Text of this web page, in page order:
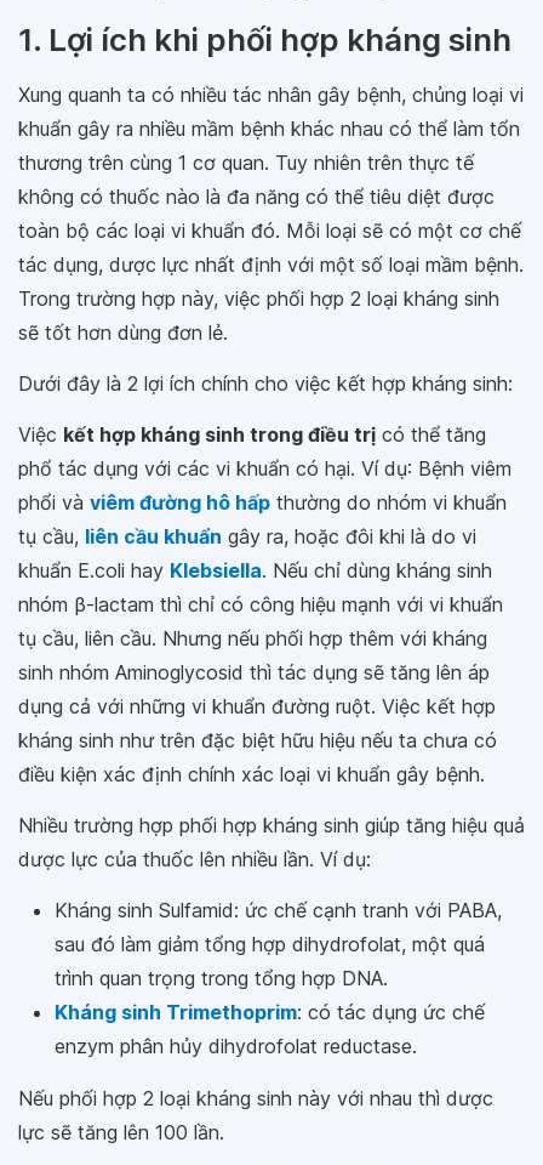
1. Lợi ích khi phối hợp kháng sinh
Xung quanh ta có nhiều tác nhân gây bệnh, chủng loại vi
khuẩn gây ra nhiều mầm bệnh khác nhau có thể làm tổn
thương trên cùng 1 cơ quan. Tuy nhiên trên thực tế
không có thuốc nào là đa năng có thể tiêu diệt được
toàn bộ các loại vi khuẩn đó. Mỗi loại sẽ có một cơ chế
tác dụng, dược lực nhất định với một số loại mầm bệnh.
Trong trường hợp này, việc phối hợp 2 loại kháng sinh
sẽ tốt hơn dùng đơn lẻ.
Dưới đây là 2 lợi ích chính cho việc kết hợp kháng sinh:
Việc kết hợp kháng sinh trong điều trị có thể tăng
phổ tác dụng với các vi khuẩn có hại. Ví dụ: Bệnh viêm
phổi và viêm đường hô hấp thường do nhóm vi khuẩn
tụ cầu, liên cầu khuẩn gây ra, hoặc đôi khi là do vi
khuẩn E.coli hay Klebsiella. Nếu chỉ dùng kháng sinh
nhóm β-lactam thì chỉ có công hiệu mạnh với vi khuẩn
tụ cầu, liên cầu. Nhưng nếu phối hợp thêm với kháng
sinh nhóm Aminoglycosid thì tác dụng sẽ tăng lên áp
dụng cả với những vi khuẩn đường ruột. Việc kết hợp
kháng sinh như trên đặc biệt hữu hiệu nếu ta chưa có
điều kiện xác định chính xác loại vi khuẩn gây bệnh.
Nhiều trường hợp phối hợp kháng sinh giúp tăng hiệu quả
dược lực của thuốc lên nhiều lần. Ví dụ:
Kháng sinh Sulfamid: ức chế cạnh tranh với PABA,
sau đó làm giảm tổng hợp dihydrofolat, một quá
trình quan trọng trong tổng hợp DNA.
Kháng sinh Trimethoprim: có tác dụng ức chế
enzym phân hủy dihydrofolat reductase.
Nếu phối hợp 2 loại kháng sinh này với nhau thì dược
lực sẽ tăng lên 100 lần.